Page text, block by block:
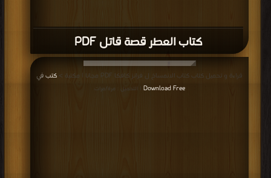
كتاب العطر قصة قاتل PDF
قراءة و تحميل كتاب كتاب الانمساخ ل فرانز كافكا PDF مجانا | مكتبة >
كتب في
Download Free
| التحميل : مرة/مرات